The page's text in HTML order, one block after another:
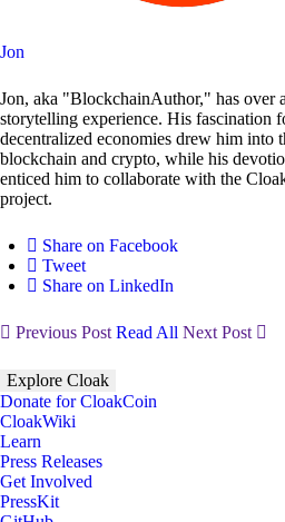
Jon
Jon, aka "BlockchainAuthor," has over
storytelling experience. His fascination
decentralized economies drew him into
blockchain and crypto, while his
enticed him to collaborate with the
project.
Share on Facebook
Tweet
Share on LinkedIn
Previous Post Read All Next Post
Explore Cloak
Donate for CloakCoin
CloakWiki
Learn
Press Releases
Get Involved
PressKit